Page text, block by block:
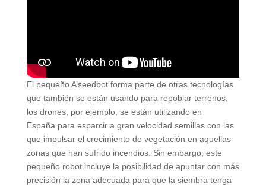
El pequeño A’seedbot forma parte de otras tecnologías
que también se están usando para repoblar terrenos,
los drones, por ejemplo, se están utilizando en
España para esparcir a gran velocidad semillas con las
que impulsar el crecimiento de vegetación en aquellas
zonas que han sufrido incendios. Sin embargo, este
pequeño robot incluye la posibilidad de apuntar con más
precisión la zona adecuada para que la siembra tenga